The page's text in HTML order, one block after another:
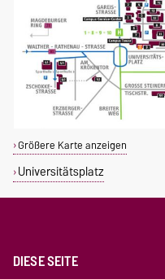
Größere Karte anzeigen
Universitätsplatz
DIESE SEITE